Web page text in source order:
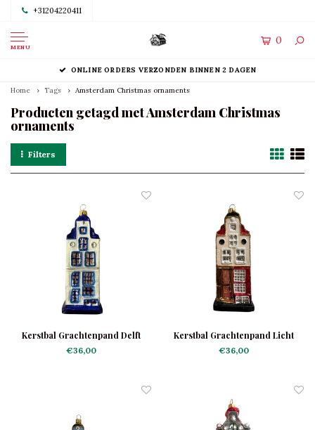
+31204220411
MENU
0
ONLINE ORDERS VERZONDEN BINNEN 2 DAGEN
Home Tags Amsterdam Christmas ornaments
Producten getagd met Amsterdam Christmas
ornaments
Filters
Kerstbal Grachtenpand Delft
€36,00
Kerstbal Grachtenpand Licht
€36,00